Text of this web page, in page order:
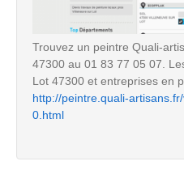
Trouvez un peintre Quali-
47300 au 01 83 77 05 07.
Lot 47300 et entreprises en
http://peintre.quali-
0.html